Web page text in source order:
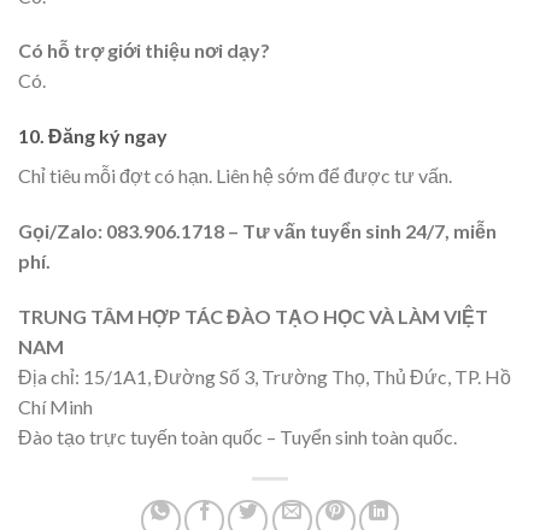
Có hỗ trợ giới thiệu nơi dạy?
Có.
10. Đăng ký ngay
Chỉ tiêu mỗi đợt có hạn. Liên hệ sớm để được tư vấn.
Gọi/Zalo: 083.906.1718 – Tư vấn tuyển sinh 24/7, miễn
phí.
TRUNG TÂM HỢP TÁC ĐÀO TẠO HỌC VÀ LÀM VIỆT
NAM
Địa chỉ: 15/1A1, Đường Số 3, Trường Thọ, Thủ Đức, TP. Hồ
Chí Minh
Đào tạo trực tuyến toàn quốc – Tuyển sinh toàn quốc.